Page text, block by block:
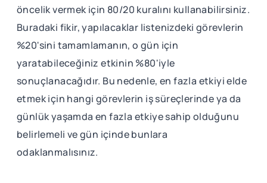
öncelik vermek için 80/20 kuralını kullanabilirsiniz.
Buradaki fikir, yapılacaklar listenizdeki görevlerin
%20'sini tamamlamanın, o gün için
yaratabileceğiniz etkinin %80'iyle
sonuçlanacağıdır. Bu nedenle, en fazla etkiyi elde
etmek için hangi görevlerin iş süreçlerinde ya da
günlük yaşamda en fazla etkiye sahip olduğunu
belirlemeli ve gün içinde bunlara
odaklanmalısınız.